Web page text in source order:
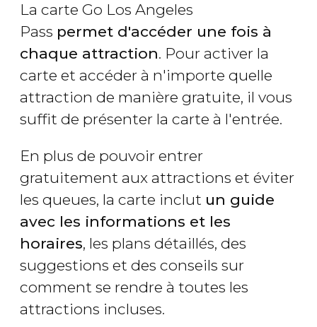
La carte Go Los Angeles
Pass permet d'accéder une fois à
chaque attraction. Pour activer la
carte et accéder à n'importe quelle
attraction de manière gratuite, il vous
suffit de présenter la carte à l'entrée.
En plus de pouvoir entrer
gratuitement aux attractions et éviter
les queues, la carte inclut un guide
avec les informations et les
horaires, les plans détaillés, des
suggestions et des conseils sur
comment se rendre à toutes les
attractions incluses.